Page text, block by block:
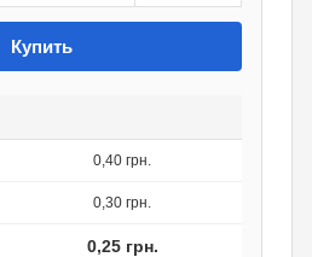
Купить
0,40 грн.
0,30 грн.
0,25 грн.